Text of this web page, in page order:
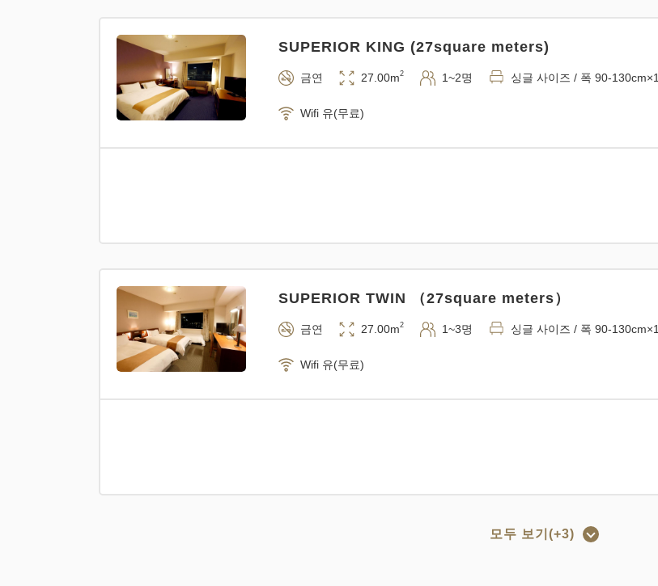
SUPERIOR KING (27square meters)
금연 27.00m2 1~2명 싱글 사이즈 / 폭 90-130cm×1
Wifi 유(무료)
SUPERIOR TWIN （27square meters）
금연 27.00m2 1~3명 싱글 사이즈 / 폭 90-130cm×1
Wifi 유(무료)
모두 보기(+3)